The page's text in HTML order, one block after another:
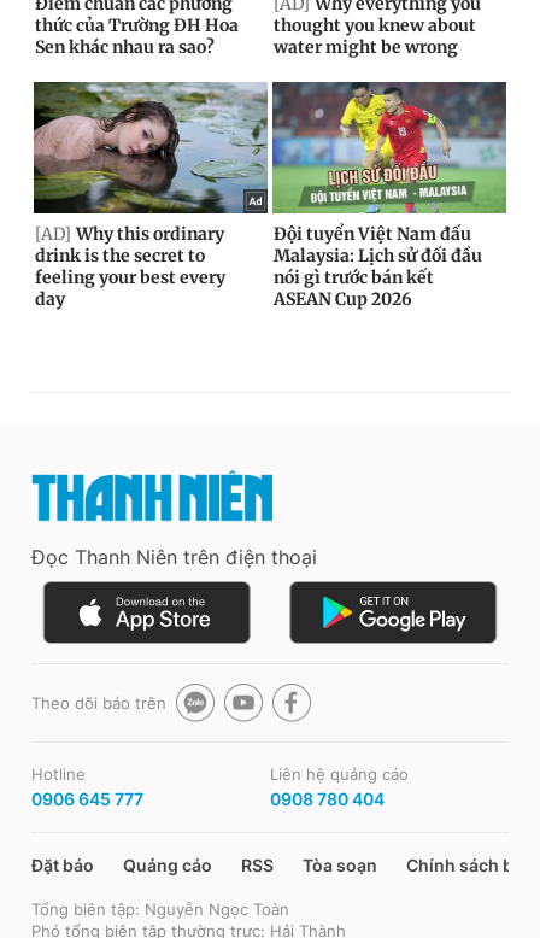
Đọc Thanh Niên trên điện thoại
Theo dõi báo trên
Hotline
0906 645 777
Liên hệ quảng cáo
0908 780 404
Đặt báo Quảng cáo RSS Tòa soạn Chính sách bảo
Tổng biên tập: Nguyễn Ngọc Toàn
Phó tổng biên tập thường trực: Hải Thành